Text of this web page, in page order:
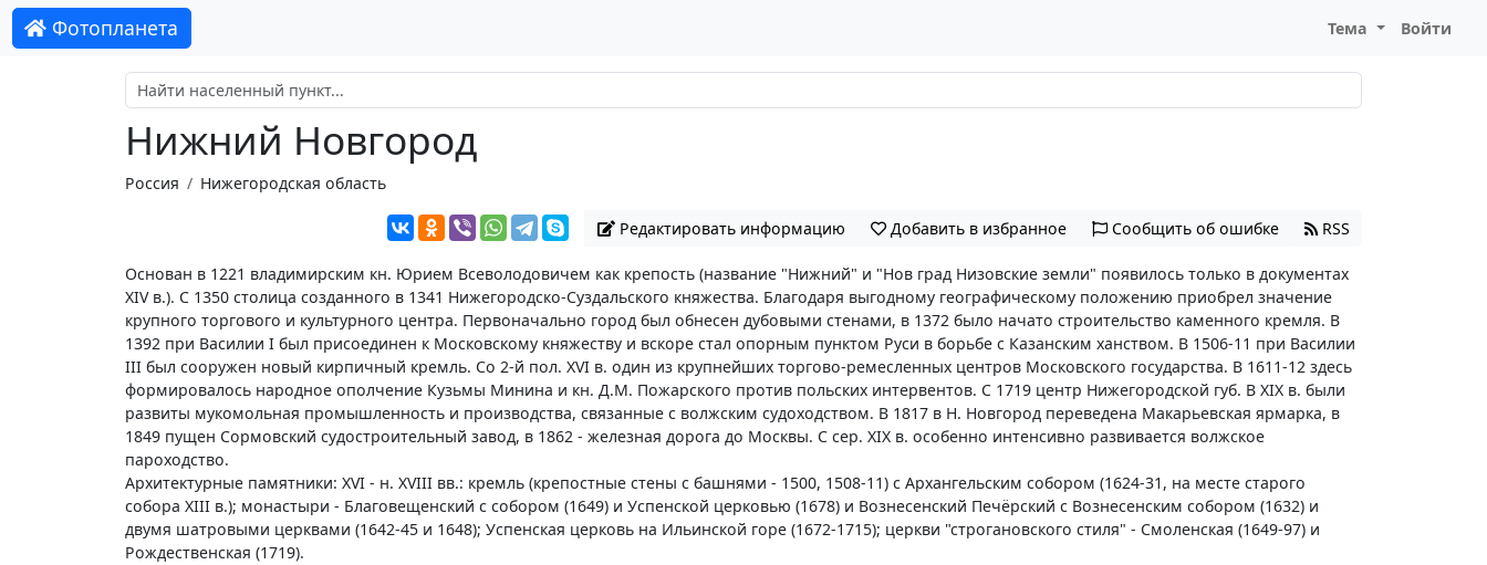
Фотопланета Тема Войти
Нижний Новгород
Россия Нижегородская область
Редактировать информацию Добавить в избранное Сообщить об ошибке RSS
Основан в 1221 владимирским кн. Юрием Всеволодовичем как крепость (название "Нижний" и "Нов град Низовские земли" появилось только в документах
XIV в.). С 1350 столица созданного в 1341 Нижегородско-Суздальского княжества. Благодаря выгодному географическому положению приобрел значение
крупного торгового и культурного центра. Первоначально город был обнесен дубовыми стенами, в 1372 было начато строительство каменного кремля. В
1392 при Василии I был присоединен к Московскому княжеству и вскоре стал опорным пунктом Руси в борьбе с Казанским ханством. В 1506-11 при Василии
III был сооружен новый кирпичный кремль. Со 2-й пол. XVI в. один из крупнейших торгово-ремесленных центров Московского государства. В 1611-12 здесь
формировалось народное ополчение Кузьмы Минина и кн. Д.М. Пожарского против польских интервентов. С 1719 центр Нижегородской губ. В XIX в. были
развиты мукомольная промышленность и производства, связанные с волжским судоходством. В 1817 в Н. Новгород переведена Макарьевская ярмарка, в
1849 пущен Сормовский судостроительный завод, в 1862 - железная дорога до Москвы. С сер. XIX в. особенно интенсивно развивается волжское
пароходство.
Архитектурные памятники: XVI - н. XVIII вв.: кремль (крепостные стены с башнями - 1500, 1508-11) с Архангельским собором (1624-31, на месте старого
собора XIII в.); монастыри - Благовещенский с собором (1649) и Успенской церковью (1678) и Вознесенский Печёрский с Вознесенским собором (1632) и
двумя шатровыми церквами (1642-45 и 1648); Успенская церковь на Ильинской горе (1672-1715); церкви "строгановского стиля" - Смоленская (1649-97) и
Рождественская (1719).